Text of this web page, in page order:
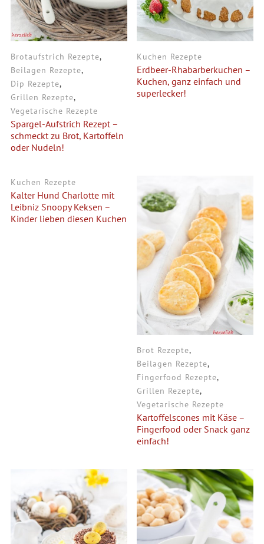
Brotaufstrich Rezepte,
Beilagen Rezepte,
Dip Rezepte,
Grillen Rezepte,
Vegetarische Rezepte
Spargel-Aufstrich Rezept –
schmeckt zu Brot, Kartoffeln
oder Nudeln!
Kuchen Rezepte
Erdbeer-Rhabarberkuchen –
Kuchen, ganz einfach und
superlecker!
Kuchen Rezepte
Kalter Hund Charlotte mit
Leibniz Snoopy Keksen –
Kinder lieben diesen Kuchen
Brot Rezepte,
Beilagen Rezepte,
Fingerfood Rezepte,
Grillen Rezepte,
Vegetarische Rezepte
Kartoffelscones mit Käse –
Fingerfood oder Snack ganz
einfach!